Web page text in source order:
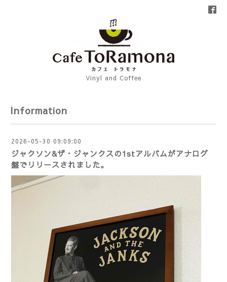
Vinyl and Coffee
Information
2026-05-30 09:09:00
ジャクソン&ザ・ジャンクスの1stアルバムがアナログ
盤でリリースされました。